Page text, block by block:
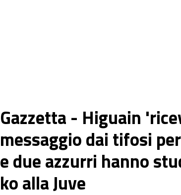
Gazzetta - Higuain
messaggio dai tifosi
e due azzurri hanno
ko alla Juve